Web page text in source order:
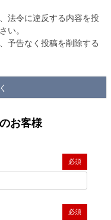
法令に違反する内容を投
い。
予告なく投稿を削除する
お客様
(必須)